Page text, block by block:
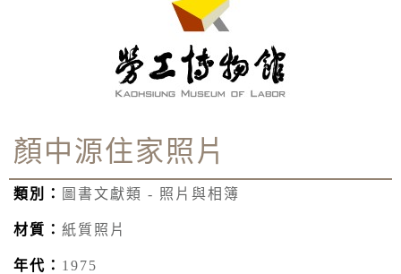
顏中源住家照片
類別： 圖書文獻類 - 照片與相簿
材質： 紙質照片
年代： 1975